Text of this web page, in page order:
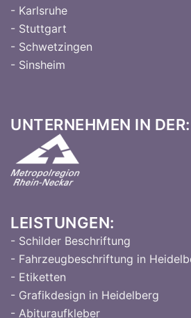
- Karlsruhe
- Stuttgart
- Schwetzingen
- Sinsheim
UNTERNEHMEN IN DER:
LEISTUNGEN:
- Schilder Beschriftung
- Fahrzeugbeschriftung in
- Etiketten
- Grafikdesign in Heidelberg
- Abituraufkleber